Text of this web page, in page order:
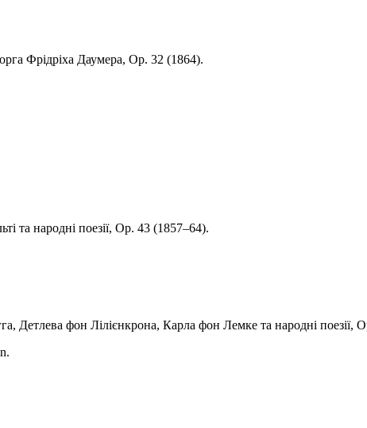
Фрідріха Даумера, Op. 32 (1864).
та народні поезії, Op. 43 (1857–64).
Детлева фон Лілієнкрона, Карла фон Лемке та народні поезії,